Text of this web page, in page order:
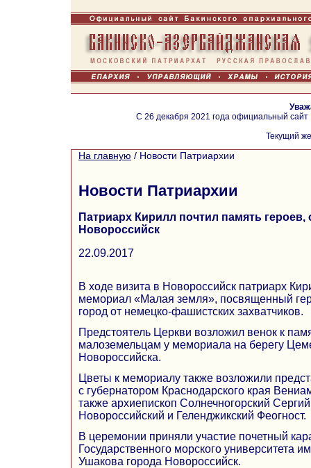
С 26 декабря 2021 года официальный
Текущий
На главную / Новости Патриархии
Новости Патриархии
Патриарх Кирилл почтил память
Новороссийск
22.09.2017
В ходе визита в Новороссийск патриарх
мемориал «Малая земля», посвященный
город от немецко-фашистских захватчиков.
Предстоятель Церкви возложил венок к
малоземельцам у мемориала на берегу
Новороссийска.
Цветы к мемориалу также возложили
с губернатором Краснодарского края
также архиепископ Солнечногорский
Новороссийский и Геленджикский Феогност.
В церемонии приняли участие почетный
Государственного морского университета
Ушакова города Новороссийск.